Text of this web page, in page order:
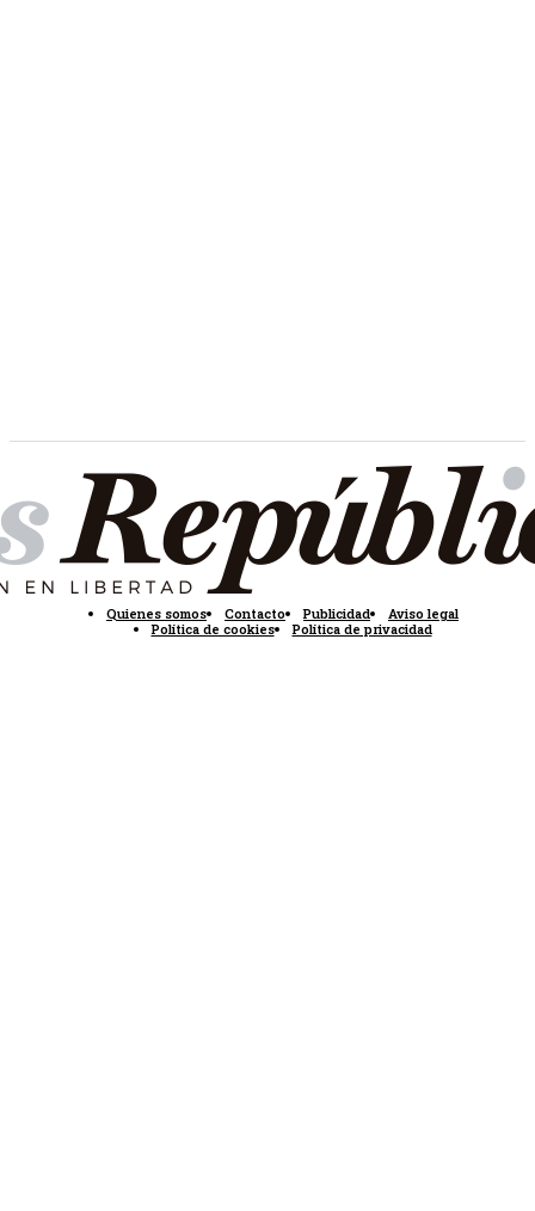
Quienes somos Contacto Publicidad
Aviso legal
Política de cookies
Política de privacidad